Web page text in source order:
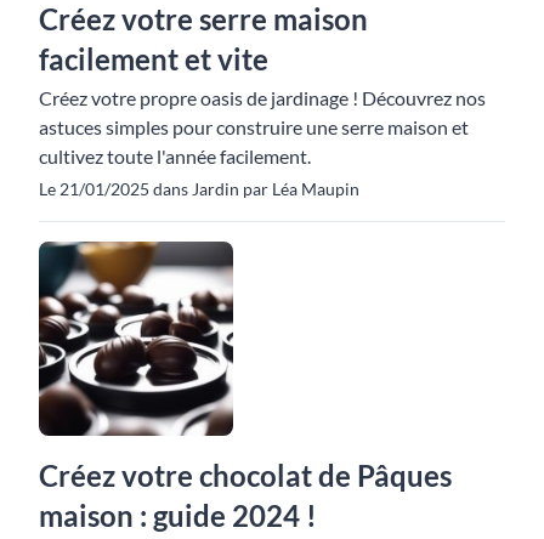
Créez votre serre maison
facilement et vite
Créez votre propre oasis de jardinage ! Découvrez nos
astuces simples pour construire une serre maison et
cultivez toute l'année facilement.
Le 21/01/2025 dans Jardin par Léa Maupin
Créez votre chocolat de Pâques
maison : guide 2024 !